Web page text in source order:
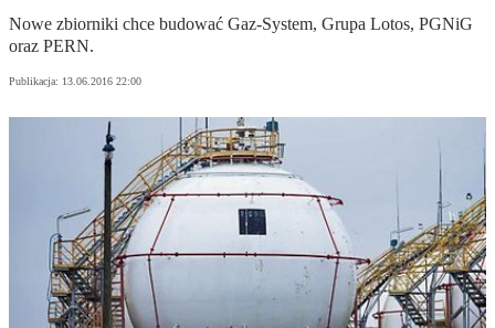
Nowe zbiorniki chce budować Gaz-System, Grupa Lotos, PGNiG
oraz PERN.
Publikacja: 13.06.2016 22:00